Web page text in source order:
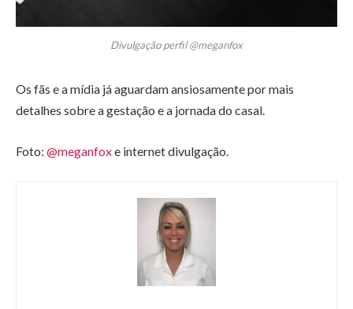
Divulgação perfil @meganfox
Os fãs e a mídia já aguardam ansiosamente por mais
detalhes sobre a gestação e a jornada do casal.
Foto: @meganfoxe internet divulgação.